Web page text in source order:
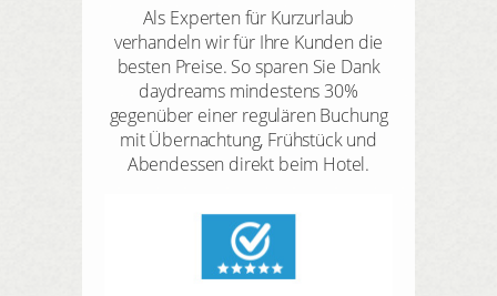
Als Experten für Kurzurlaub
verhandeln wir für Ihre Kunden die
besten Preise. So sparen Sie Dank
daydreams mindestens 30%
gegenüber einer regulären Buchung
mit Übernachtung, Frühstück und
Abendessen direkt beim Hotel.